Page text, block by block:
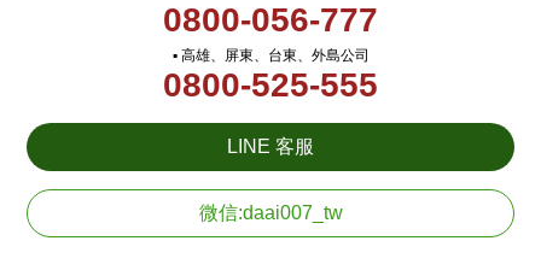
0800-056-777
▪ 高雄、屏東、台東、外島公司
0800-525-555
LINE 客服
微信:daai007_tw